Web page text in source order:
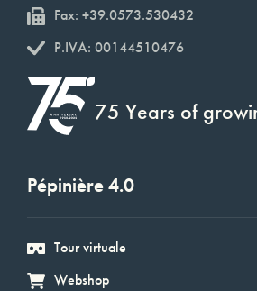
Fax: +39.0573.530432
P.IVA: 00144510476
75 Years of
Pépinière 4.0
Tour virtuale
Webshop